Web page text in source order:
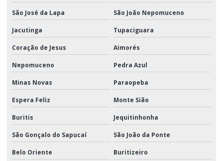
São José da Lapa São João Nepomuceno
Jacutinga Tupaciguara
Coração de Jesus Aimorés
Nepomuceno Pedra Azul
Minas Novas Paraopeba
Espera Feliz Monte Sião
Buritis Jequitinhonha
São Gonçalo do Sapucaí São João da Ponte
Belo Oriente Buritizeiro